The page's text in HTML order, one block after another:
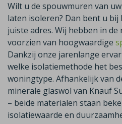
Wilt u de spouwmuren van
laten isoleren? Dan bent u bij
juiste adres. Wij hebben in
voorzien van hoogwaardige
Dankzij onze jarenlange
welke isolatiemethode het
woningtype. Afhankelijk van
minerale glaswol van Knauf
– beide materialen staan
isolatiewaarde en